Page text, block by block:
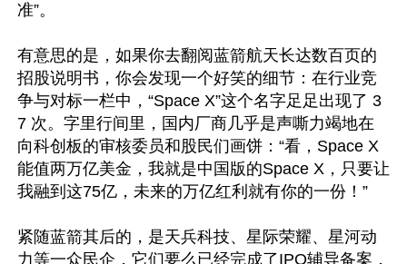
准”。
有意思的是，如果你去翻阅蓝箭航天长达数百页的
招股说明书，你会发现一个好笑的细节：在行业竞
争与对标一栏中，“Space X”这个名字足足出现了 3
7 次。字里行间里，国内厂商几乎是声嘶力竭地在
向科创板的审核委员和股民们画饼：“看，Space X
能值两万亿美金，我就是中国版的Space X，只要让
我融到这75亿，未来的万亿红利就有你的一份！”
紧随蓝箭其后的，是天兵科技、星际荣耀、星河动
力等一众民企，它们要么已经完成了IPO辅导备案，